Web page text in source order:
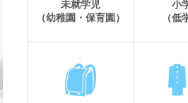
未就学児
（幼稚園・保育園）
小
（低